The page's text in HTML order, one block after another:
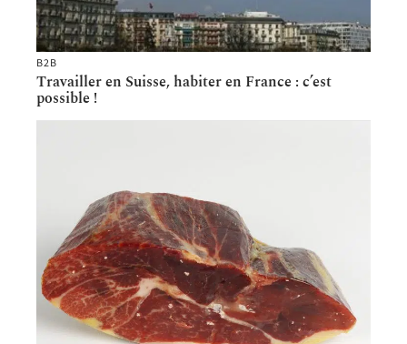
B2B
Travailler en Suisse, habiter en France : c’est
possible !